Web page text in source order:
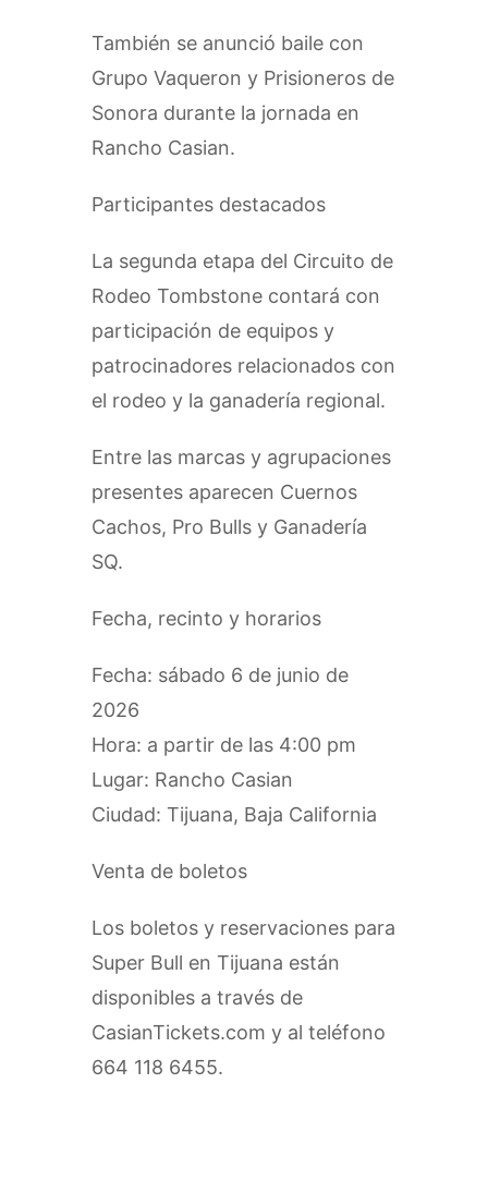
También se anunció baile con
Grupo Vaqueron y Prisioneros de
Sonora durante la jornada en
Rancho Casian.
Participantes destacados
La segunda etapa del Circuito de
Rodeo Tombstone contará con
participación de equipos y
patrocinadores relacionados con
el rodeo y la ganadería regional.
Entre las marcas y agrupaciones
presentes aparecen Cuernos
Cachos, Pro Bulls y Ganadería
SQ.
Fecha, recinto y horarios
Fecha: sábado 6 de junio de
2026
Hora: a partir de las 4:00 pm
Lugar: Rancho Casian
Ciudad: Tijuana, Baja California
Venta de boletos
Los boletos y reservaciones para
Super Bull en Tijuana están
disponibles a través de
CasianTickets.com y al teléfono
664 118 6455.